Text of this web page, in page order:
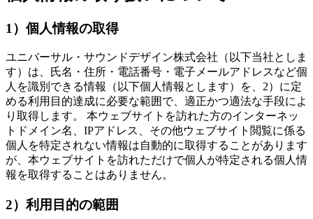
1）個人情報の取得
ユニバーサル・サウンドデザイン株式会社（以下当社としま
す）は、氏名・住所・電話番号・電子メールアドレスなど個
人を識別できる情報（以下個人情報とします）を、2）に定
める利用目的達成に必要な範囲で、適正かつ適法な手段によ
り取得します。 本ウェブサイトを訪れた方のインターネッ
トドメイン名、IPアドレス、その他ウェブサイト閲覧に係る
個人を特定されない情報は自動的に取得することがあります
が、本ウェブサイトを訪れただけで個人が特定される個人情
報を取得することはありません。
2）利用目的の範囲